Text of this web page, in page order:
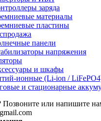
заряда
материалы
пластины
панели
напряжения
и шкафы
ионные (Li-ion /
и стационарные
Позвоните или напишите